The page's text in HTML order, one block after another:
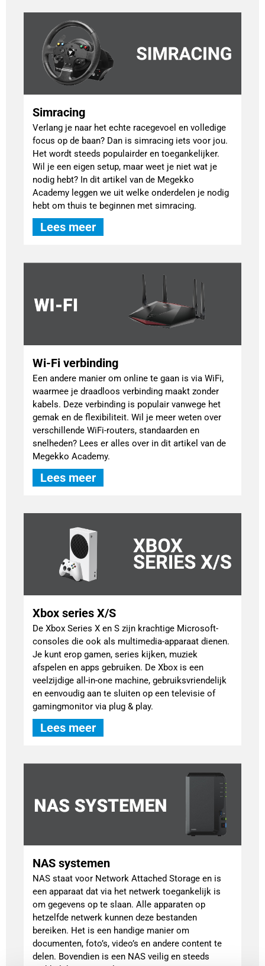
Simracing
Verlang je naar het echte racegevoel en volledige
focus op de baan? Dan is simracing iets voor jou.
Het wordt steeds populairder en toegankelijker.
Wil je een eigen setup, maar weet je niet wat je
nodig hebt? In dit artikel van de Megekko
Academy leggen we uit welke onderdelen je nodig
hebt om thuis te beginnen met simracing.
Lees meer
Wi-Fi verbinding
Een andere manier om online te gaan is via WiFi,
waarmee je draadloos verbinding maakt zonder
kabels. Deze verbinding is populair vanwege het
gemak en de flexibiliteit. Wil je meer weten over
verschillende WiFi-routers, standaarden en
snelheden? Lees er alles over in dit artikel van de
Megekko Academy.
Lees meer
Xbox series X/S
De Xbox Series X en S zijn krachtige Microsoft-
consoles die ook als multimedia-apparaat dienen.
Je kunt erop gamen, series kijken, muziek
afspelen en apps gebruiken. De Xbox is een
veelzijdige all-in-one machine, gebruiksvriendelijk
en eenvoudig aan te sluiten op een televisie of
gamingmonitor via plug & play.
Lees meer
NAS systemen
NAS staat voor Network Attached Storage en is
een apparaat dat via het netwerk toegankelijk is
om gegevens op te slaan. Alle apparaten op
hetzelfde netwerk kunnen deze bestanden
bereiken. Het is een handige manier om
documenten, foto’s, video’s en andere content te
delen. Bovendien is een NAS veilig en steeds